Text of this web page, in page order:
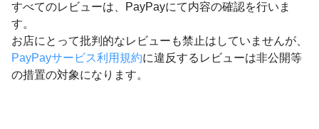
すべてのレビューは、PayPayにて内容の確認を行いま
す。
お店にとって批判的なレビューも禁止はしていませんが、
PayPayサービス利用規約に違反するレビューは非公開等
の措置の対象になります。